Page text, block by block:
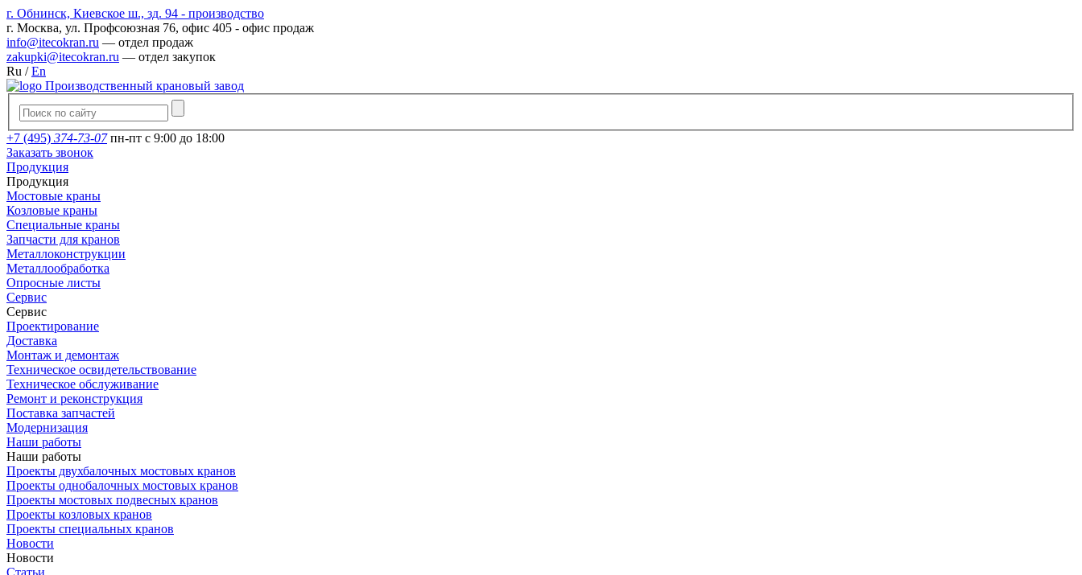
г. Обнинск, Киевское ш., зд. 94 - производство
г. Москва, ул. Профсоюзная 76, офис 405 - офис продаж
info@itecokran.ru — отдел продаж
zakupki@itecokran.ru — отдел закупок
Ru /En
Производственный крановый завод
+7 (495) 374-73-07 пн-пт с 9:00 до 18:00
Заказать звонок
Продукция
Продукция
Мостовые краны
Козловые краны
Специальные краны
Запчасти для кранов
Металлоконструкции
Металлообработка
Опросные листы
Сервис
Сервис
Проектирование
Доставка
Монтаж и демонтаж
Техническое освидетельствование
Техническое обслуживание
Ремонт и реконструкция
Поставка запчастей
Модернизация
Наши работы
Наши работы
Проекты двухбалочных мостовых кранов
Проекты однобалочных мостовых кранов
Проекты мостовых подвесных кранов
Проекты козловых кранов
Проекты специальных кранов
Новости
Новости
Статьи